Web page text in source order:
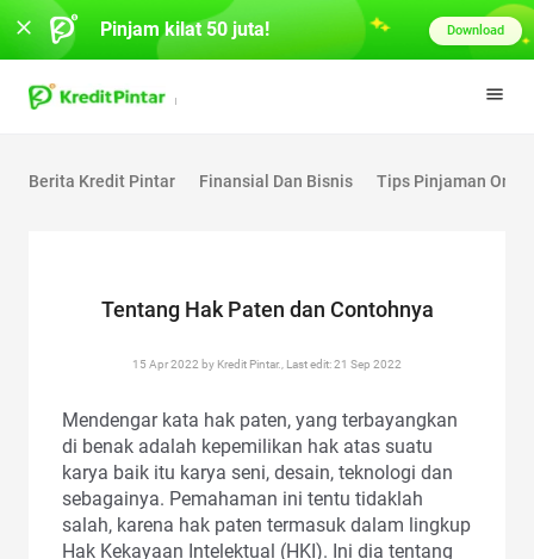
Berita Kredit Pintar Finansial Dan Bisnis Tips Pinjaman
Tentang Hak Paten dan Contohnya
15 Apr 2022 by Kredit Pintar., Last edit: 21 Sep 2022
Mendengar kata hak paten, yang terbayangkan
di benak adalah kepemilikan hak atas suatu
karya baik itu karya seni, desain, teknologi dan
sebagainya. Pemahaman ini tentu tidaklah
salah, karena hak paten termasuk dalam lingkup
Hak Kekayaan Intelektual (HKI). Ini dia tentang
Pinjam kilat 50 juta! Download